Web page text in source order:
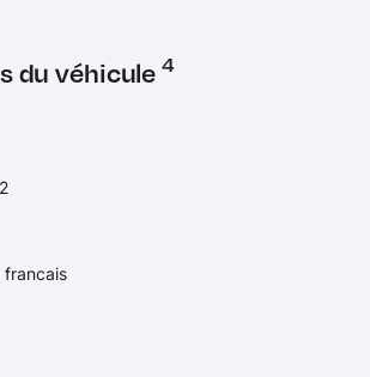
du véhicule 4